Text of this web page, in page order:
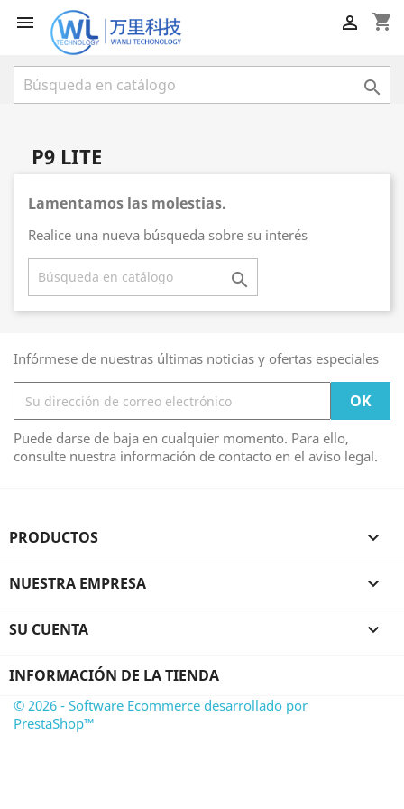
 shopping_cart


P9 LITE
Lamentamos las molestias.
Realice una nueva búsqueda sobre su interés

Infórmese de nuestras últimas noticias y ofertas especiales
Puede darse de baja en cualquier momento. Para ello,
consulte nuestra información de contacto en el aviso legal.
PRODUCTOS 
NUESTRA EMPRESA 
SU CUENTA 
INFORMACIÓN DE LA TIENDA
© 2026 - Software Ecommerce desarrollado por
PrestaShop™